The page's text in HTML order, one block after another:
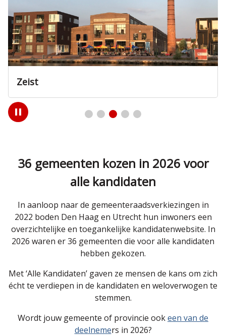
Zeist
Play
/
36 gemeenten kozen in 2026 voor
alle kandidaten
In aanloop naar de gemeenteraadsverkiezingen in
2022 boden Den Haag en Utrecht hun inwoners een
overzichtelijke en toegankelijke kandidatenwebsite. In
2026 waren er 36 gemeenten die voor alle kandidaten
hebben gekozen.
Met ‘Alle Kandidaten’ gaven ze mensen de kans om zich
écht te verdiepen in de kandidaten en weloverwogen te
stemmen.
Wordt jouw gemeente of provincie ookeen van de
deelnemers in 2026?